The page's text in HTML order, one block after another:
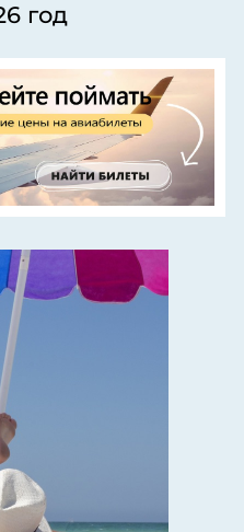
год